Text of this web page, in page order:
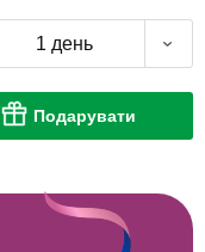
1 день
Подарувати